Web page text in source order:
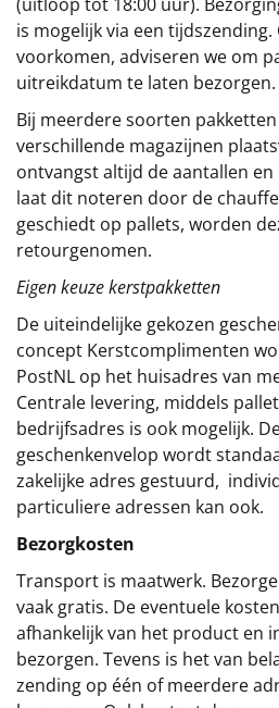
is mogelijk via een
voorkomen, adviseren we om
uitreikdatum te laten bezorgen.
Bij meerdere soorten
verschillende magazijnen
ontvangst altijd de aantallen en
laat dit noteren door de
geschiedt op pallets, worden
retourgenomen.
Eigen keuze kerstpakketten
De uiteindelijke gekozen
concept Kerstcomplimenten
PostNL op het huisadres van
Centrale levering, middels
bedrijfsadres is ook mogelijk.
geschenkenvelop wordt
zakelijke adres gestuurd,
particuliere adressen kan ook.
Bezorgkosten
Transport is maatwerk.
vaak gratis. De eventuele
afhankelijk van het product en
bezorgen. Tevens is het van
zending op één of meerdere